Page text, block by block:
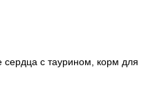
с таурином, корм для